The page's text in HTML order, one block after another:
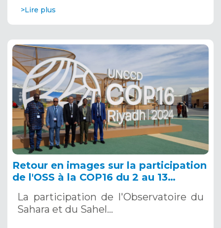
>Lire plus
Retour en images sur la participation
de l'OSS à la COP16 du 2 au 13
Saoudite
La participation de l'Observatoire du
Sahara et du Sahel…